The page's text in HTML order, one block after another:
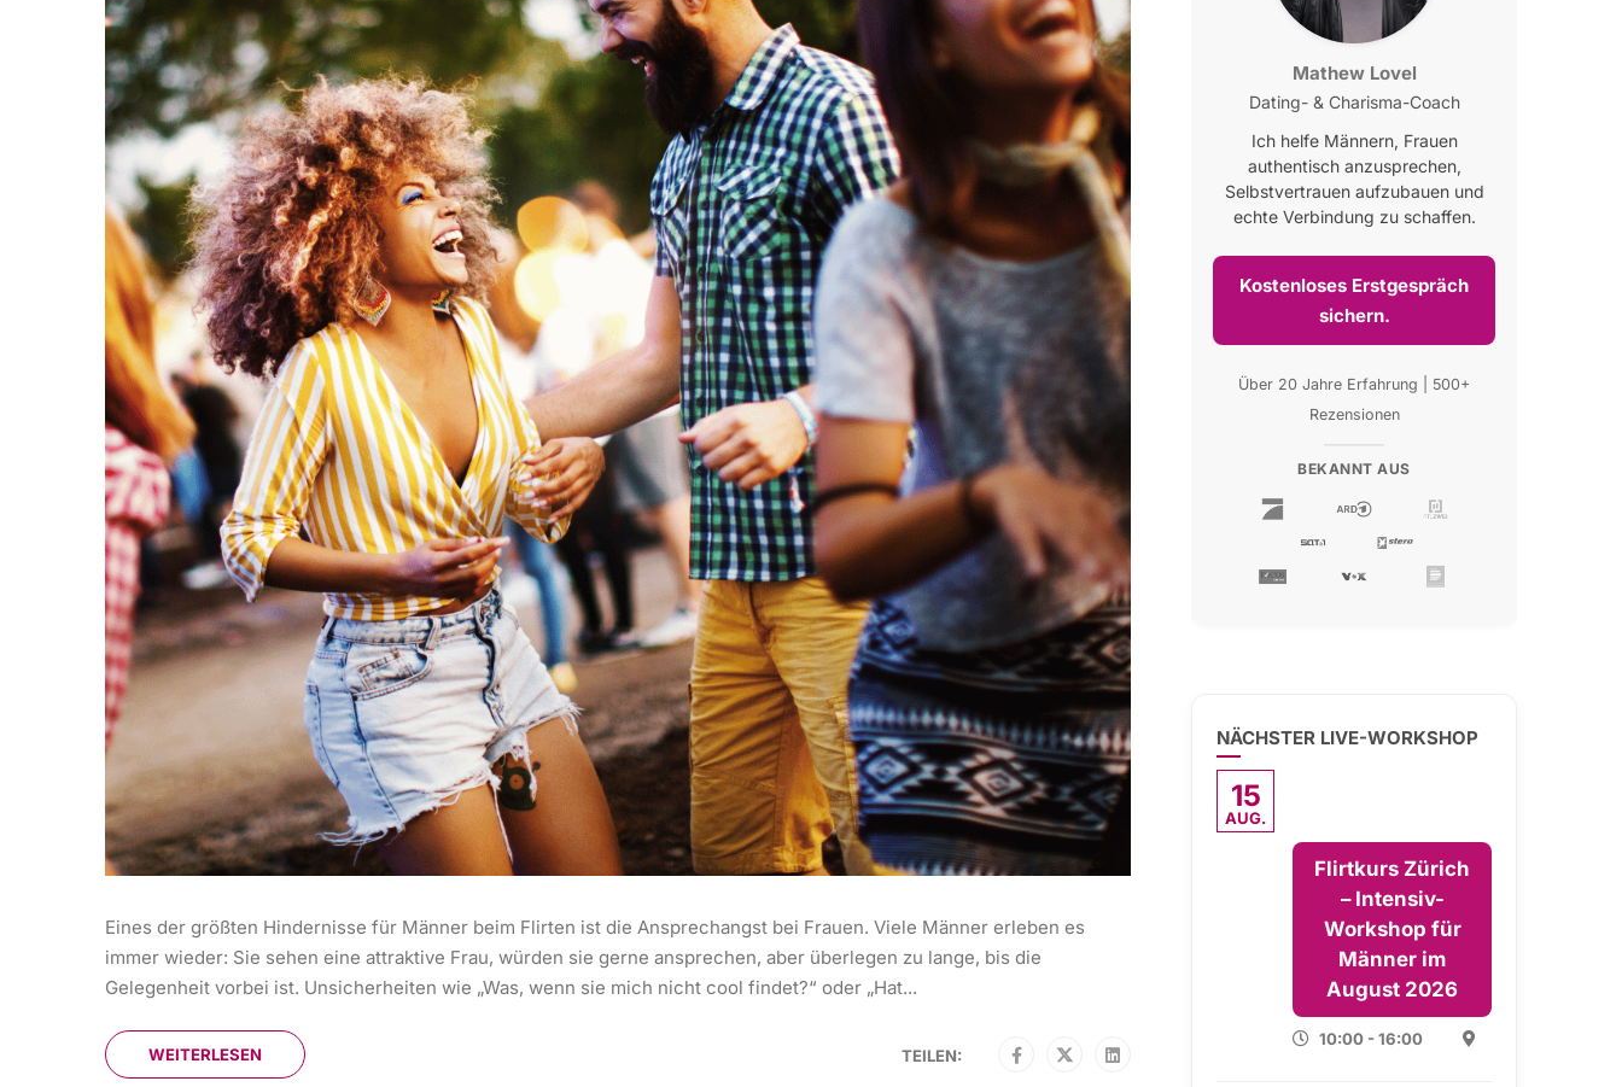
Eines der größten Hindernisse für Männer beim Flirten ist die Ansprechangst bei Frauen. Viele Männer erleben es
immer wieder: Sie sehen eine attraktive Frau, würden sie gerne ansprechen, aber überlegen zu lange, bis die
Gelegenheit vorbei ist. Unsicherheiten wie „Was, wenn sie mich nicht cool findet?“ oder „Hat...
WEITERLESEN TEILEN:
Mathew Lovel
Dating- & Charisma-Coach
Ich helfe Männern, Frauen
authentisch anzusprechen,
Selbstvertrauen aufzubauen und
echte Verbindung zu schaffen.
Kostenloses Erstgespräch
sichern.
Über 20 Jahre Erfahrung | 500+
Rezensionen
BEKANNT AUS
NÄCHSTER LIVE-WORKSHOP
15
AUG.
Flirtkurs Zürich
– Intensiv-
Workshop für
Männer im
August 2026
10:00 - 16:00